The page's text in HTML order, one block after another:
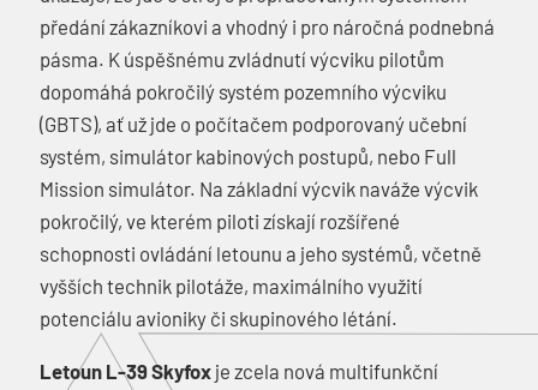
předání zákazníkovi a vhodný i pro náročná podnebná
pásma. K úspěšnému zvládnutí výcviku pilotům
dopomáhá pokročilý systém pozemního výcviku
(GBTS), ať už jde o počítačem podporovaný učební
systém, simulátor kabinových postupů, nebo Full
Mission simulátor. Na základní výcvik naváže výcvik
pokročilý, ve kterém piloti získají rozšířené
schopnosti ovládání letounu a jeho systémů, včetně
vyšších technik pilotáže, maximálního využití
potenciálu avioniky či skupinového létání.
Letoun L-39 Skyfox je zcela nová multifunkční